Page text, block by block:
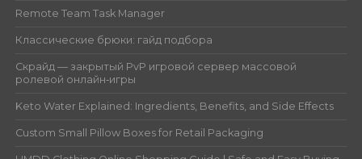
Remote Team Task Manager
Классические брюки: гайд подбора
Скрайд — закрытый PvP игровой сервер массовой
ролевой онлайн‑игры
Keto Water Explained: Ingredients, Benefits, and Side Effects
Custom Small Pillow Boxes for Retail Packaging